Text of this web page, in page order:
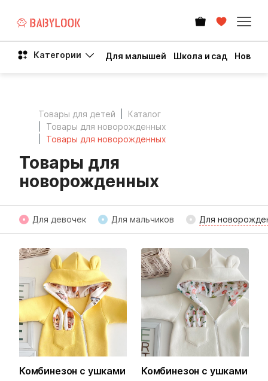
Категории Для малышей Школа и сад Новый
Товары для детей
Каталог
Товары для новорожденных
Товары для новорожденных
Товары для
новорожденных
Для девочек Для мальчиков Для
Комбинезон с ушками
Комбинезон с ушками